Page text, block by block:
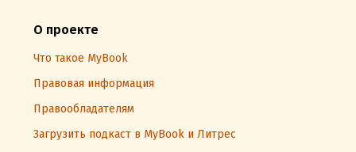
О проекте
Что такое MyBook
Правовая информация
Правообладателям
Загрузить подкаст в MyBook и Литрес